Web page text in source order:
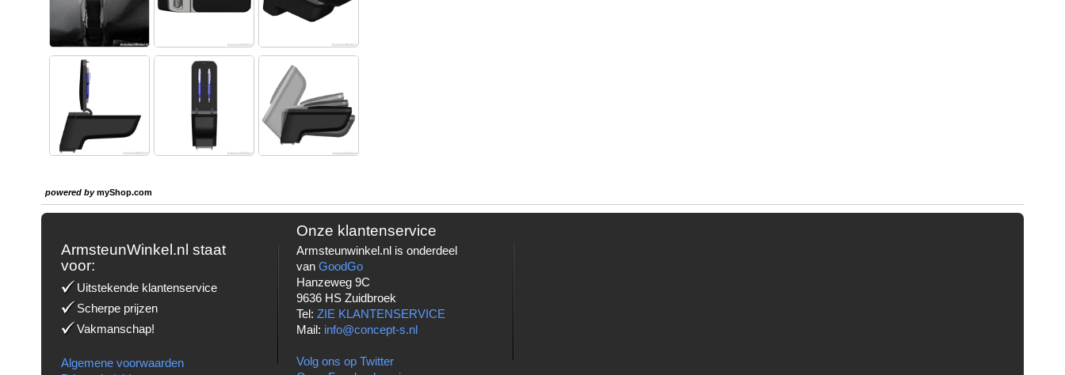
powered bymyShop.com
ArmsteunWinkel.nl staat
voor:
Uitstekende klantenservice
Scherpe prijzen
Vakmanschap!
Algemene voorwaarden
Onze klantenservice
Armsteunwinkel.nl is onderdeel
vanGoodGo
Hanzeweg 9C
9636 HS Zuidbroek
Tel:ZIE KLANTENSERVICE
Mail: info@concept-s.nl
Volg ons op Twitter